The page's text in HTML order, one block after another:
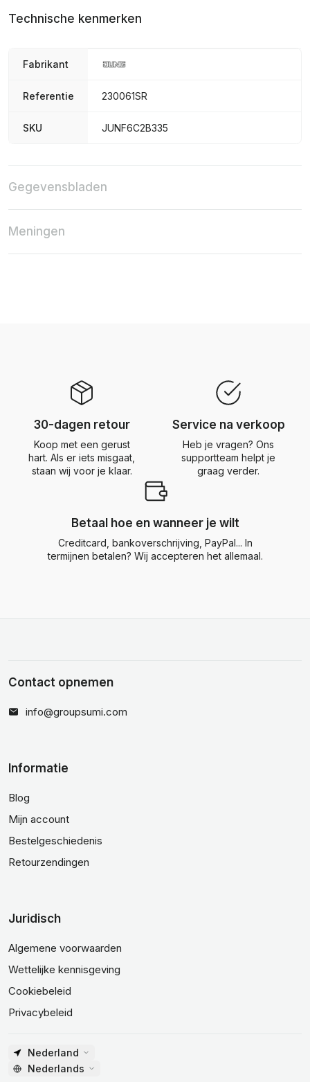
Technische kenmerken
Fabrikant
Referentie 230061SR
SKU JUNF6C2B335
Gegevensbladen
Meningen
30-dagen retour
Koop met een gerust
hart. Als er iets misgaat,
staan wij voor je klaar.
Service na verkoop
Heb je vragen? Ons
supportteam helpt je
graag verder.
Betaal hoe en wanneer je wilt
Creditcard, bankoverschrijving, PayPal... In
termijnen betalen? Wij accepteren het allemaal.
Contact opnemen
info@groupsumi.com
Informatie
Blog
Mijn account
Bestelgeschiedenis
Retourzendingen
Juridisch
Algemene voorwaarden
Wettelijke kennisgeving
Cookiebeleid
Privacybeleid
Nederland
Nederlands